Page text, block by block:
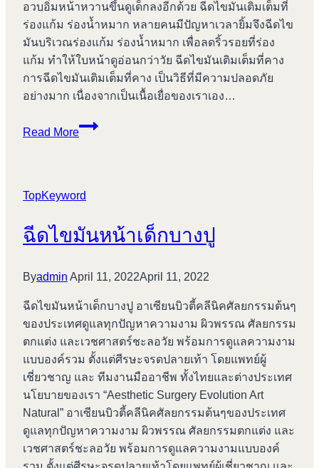
อวบอิ่มหน้าหวานขึ้นดูเด็กลงอีกด้วย ฉีดไขมันเติมเต็มที่
ร่องแก้ม ร่องน้ำหมาก หลายคนมีปัญหาเวลายิ้มจึงฉีดไข
มันบริเวณร่องแก้ม ร่องน้ำหมาก เพื่อลดริ้วรอยที่ร่อง
แก้ม ทำให้ใบหน้าดูอ่อนกว่าวัย ฉีดไขมันเติมเต็มที่คาง
การฉีดไขมันเติมเต็มที่คาง เป็นวิธีที่มีความปลอดภัย
อย่างมาก เนื่องจากเป็นเนื้อเยื่อของเราเอง…
Read More
ดูด
TopKeyword
ฉีดไขมันหน้าเด็กบางปู
Byadmin April 11, 2022April 11, 2022
ฉีดไขมันหน้าเด็กบางปู อาเซียนบิวตี้คลีนิคศัลยกรรมต้นๆ
ของประเทศดูแลทุกปัญหาความงาม ผิวพรรณ ศัลยกรรม
ตกแต่ง และเวชศาสตร์ชะลอวัย พร้อมการดูแลความงาม
แบบองค์รวม ตั้งแต่ศีรษะจรดปลายเท้า โดยแพทย์ผู้
เชี่ยวชาญ และ ทีมงานมืออาชีพ ทั้งไทยและต่างประเทศ
นโยบายของเรา “Aesthetic Surgery Evolution Art
Natural” อาเซียนบิวตี้คลีนิคศัลยกรรมต้นๆของประเทศ
ดูแลทุกปัญหาความงาม ผิวพรรณ ศัลยกรรมตกแต่ง และ
เวชศาสตร์ชะลอวัย พร้อมการดูแลความงามแบบองค์